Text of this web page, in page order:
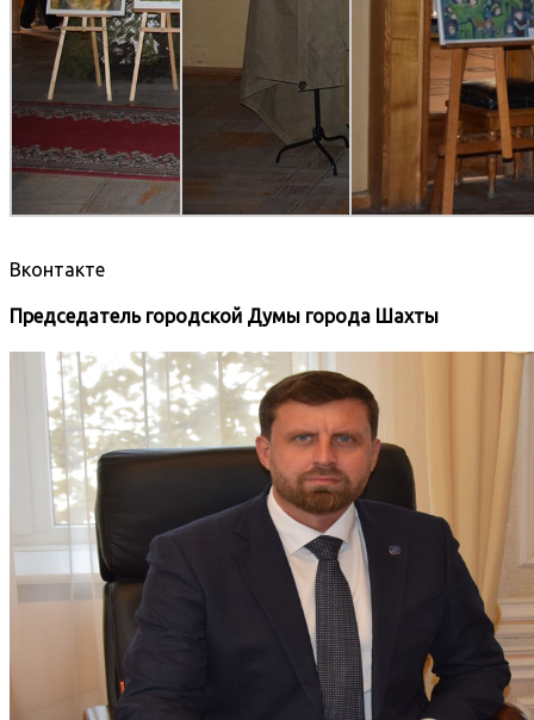
Вконтакте
Председатель городской Думы города Шахты